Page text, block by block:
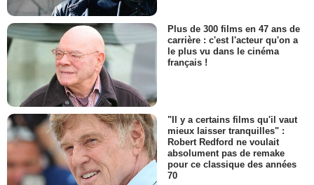
Plus de 300 films en 47 ans de
carrière : c'est l'acteur qu'on a
le plus vu dans le cinéma
français !
"Il y a certains films qu'il vaut
mieux laisser tranquilles" :
Robert Redford ne voulait
absolument pas de remake
pour ce classique des années
70